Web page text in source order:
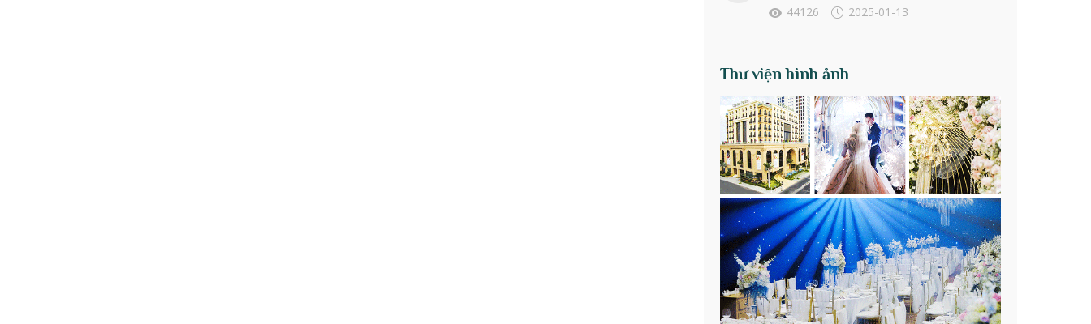
44126
2025-01-13
Thư viện hình ảnh